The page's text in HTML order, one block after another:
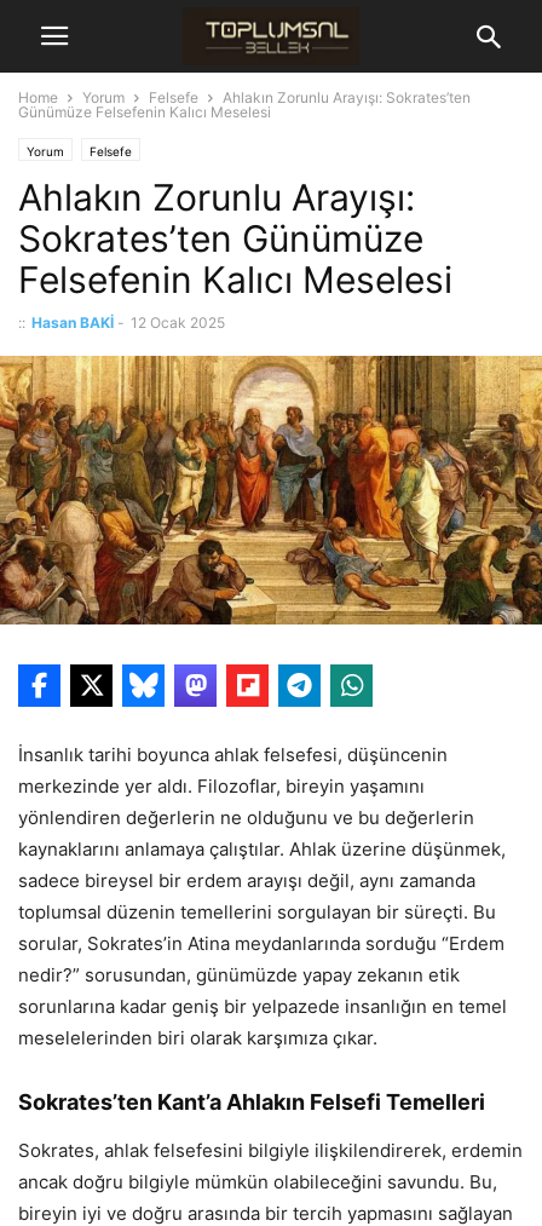
Home Yorum Felsefe
Ahlakın Zorunlu Arayışı: Sokrates’ten
Günümüze Felsefenin Kalıcı Meselesi
Yorum Felsefe
Ahlakın Zorunlu Arayışı:
Sokrates’ten Günümüze
Felsefenin Kalıcı Meselesi
:: Hasan BAKİ - 12 Ocak 2025
İnsanlık tarihi boyunca ahlak felsefesi, düşüncenin
merkezinde yer aldı. Filozoflar, bireyin yaşamını
yönlendiren değerlerin ne olduğunu ve bu değerlerin
kaynaklarını anlamaya çalıştılar. Ahlak üzerine düşünmek,
sadece bireysel bir erdem arayışı değil, aynı zamanda
toplumsal düzenin temellerini sorgulayan bir süreçti. Bu
sorular, Sokrates’in Atina meydanlarında sorduğu “Erdem
nedir?” sorusundan, günümüzde yapay zekanın etik
sorunlarına kadar geniş bir yelpazede insanlığın en temel
meselelerinden biri olarak karşımıza çıkar.
Sokrates’ten Kant’a Ahlakın Felsefi Temelleri
Sokrates, ahlak felsefesini bilgiyle ilişkilendirerek, erdemin
ancak doğru bilgiyle mümkün olabileceğini savundu. Bu,
bireyin iyi ve doğru arasında bir tercih yapmasını sağlayan